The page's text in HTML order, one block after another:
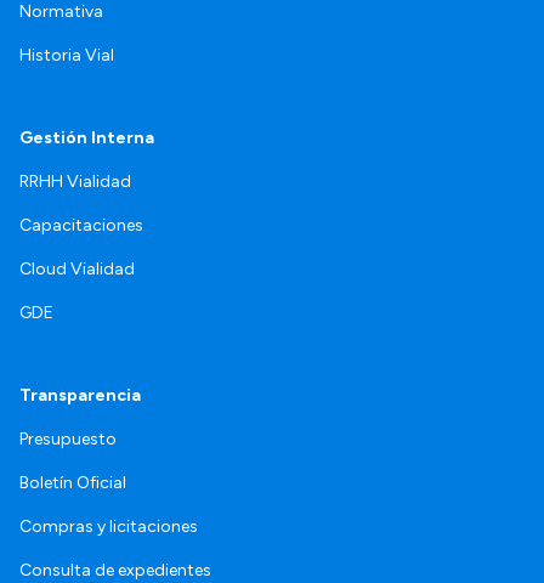
Normativa
Historia Vial
Gestión Interna
RRHH Vialidad
Capacitaciones
Cloud Vialidad
GDE
Transparencia
Presupuesto
Boletín Oficial
Compras y licitaciones
Consulta de expedientes